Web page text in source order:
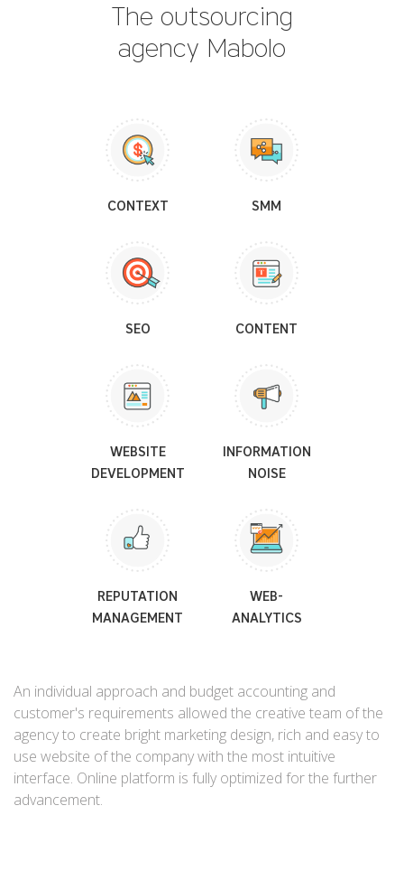
The outsourcing
agency Mabolo
CONTEXT SMM
SEO CONTENT
WEBSITE
DEVELOPMENT
INFORMATION
NOISE
REPUTATION
MANAGEMENT
WEB-
ANALYTICS
An individual approach and budget accounting and
customer's requirements allowed the creative team of the
agency to create bright marketing design, rich and easy to
use website of the company with the most intuitive
interface. Online platform is fully optimized for the further
advancement.